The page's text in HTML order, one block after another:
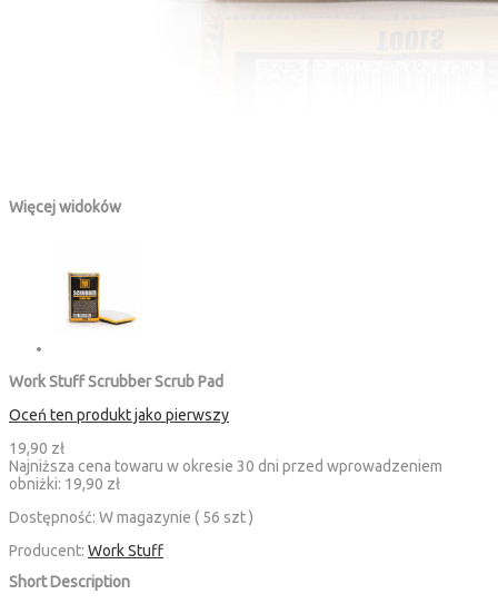
Więcej widoków
Work Stuff Scrubber Scrub Pad
Oceń ten produkt jako pierwszy
19,90 zł
Najniższa cena towaru w okresie 30 dni przed wprowadzeniem
obniżki: 19,90 zł
Dostępność: W magazynie ( 56 szt )
Producent: Work Stuff
Short Description